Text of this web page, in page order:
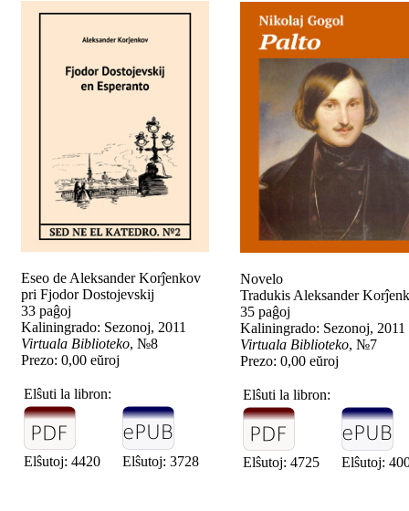
Eseo de Aleksander Korĵenkov
pri Fjodor Dostojevskij
33 paĝoj
Kaliningrado: Sezonoj, 2011
Virtuala Biblioteko, №8
Prezo: 0,00 eŭroj
Elŝuti la libron:
Elŝutoj: 4420 Elŝutoj: 3728
Novelo
Tradukis Aleksander
35 paĝoj
Kaliningrado: Sezonoj, 2011
Virtuala Biblioteko, №7
Prezo: 0,00 eŭroj
Elŝuti la libron:
Elŝutoj: 4725 Elŝutoj: